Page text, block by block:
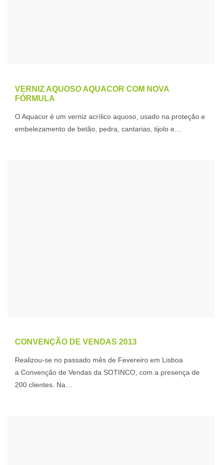
VERNIZ AQUOSO AQUACOR COM NOVA
FÓRMULA
O Aquacor é um verniz acrílico aquoso, usado na proteção e
embelezamento de betão, pedra, cantarias, tijolo e…
CONVENÇÃO DE VENDAS 2013
Realizou-se no passado mês de Fevereiro em Lisboa
a Convenção de Vendas da SOTINCO, com a presença de
200 clientes. Na…